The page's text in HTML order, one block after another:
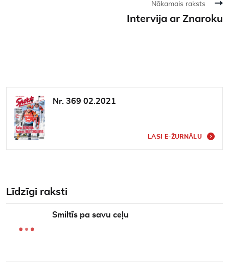
Nākamais raksts
Intervija ar Znaroku
Nr. 369 02.2021
LASI E-ŽURNĀLU
Līdzīgi raksti
Smiltīs pa savu ceļu